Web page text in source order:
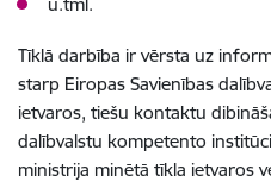
Tīklā darbība ir vērsta uz
starp Eiropas Savienības
ietvaros, tiešu kontaktu
dalībvalstu kompetento
ministrija minētā tīkla ietvaros